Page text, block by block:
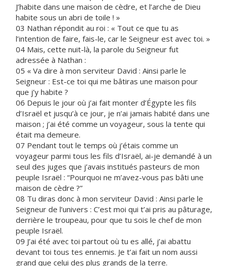
J’habite dans une maison de cèdre, et l’arche de Dieu
habite sous un abri de toile ! »
03 Nathan répondit au roi : « Tout ce que tu as
l’intention de faire, fais-le, car le Seigneur est avec toi. »
04 Mais, cette nuit-là, la parole du Seigneur fut
adressée à Nathan :
05 « Va dire à mon serviteur David : Ainsi parle le
Seigneur : Est-ce toi qui me bâtiras une maison pour
que j’y habite ?
06 Depuis le jour où j’ai fait monter d’Égypte les fils
d’Israël et jusqu’à ce jour, je n’ai jamais habité dans une
maison ; j’ai été comme un voyageur, sous la tente qui
était ma demeure.
07 Pendant tout le temps où j’étais comme un
voyageur parmi tous les fils d’Israël, ai-je demandé à un
seul des juges que j’avais institués pasteurs de mon
peuple Israël : “Pourquoi ne m’avez-vous pas bâti une
maison de cèdre ?”
08 Tu diras donc à mon serviteur David : Ainsi parle le
Seigneur de l’univers : C’est moi qui t’ai pris au pâturage,
derrière le troupeau, pour que tu sois le chef de mon
peuple Israël.
09 J’ai été avec toi partout où tu es allé, j’ai abattu
devant toi tous tes ennemis. Je t’ai fait un nom aussi
grand que celui des plus grands de la terre.